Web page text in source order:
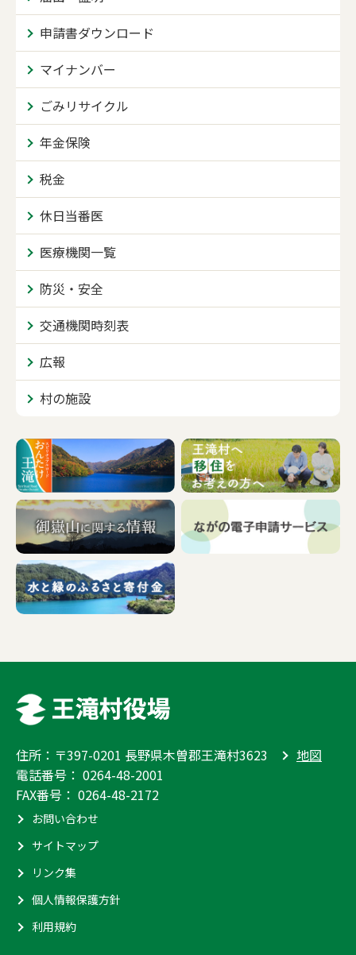
申請書ダウンロード
マイナンバー
ごみリサイクル
年金保険
税金
休日当番医
医療機関一覧
防災・安全
交通機関時刻表
広報
村の施設
住所：〒397-0201 長野県木曽郡王滝村3623
地図
電話番号： 0264-48-2001
FAX番号： 0264-48-2172
お問い合わせ
サイトマップ
リンク集
個人情報保護方針
利用規約